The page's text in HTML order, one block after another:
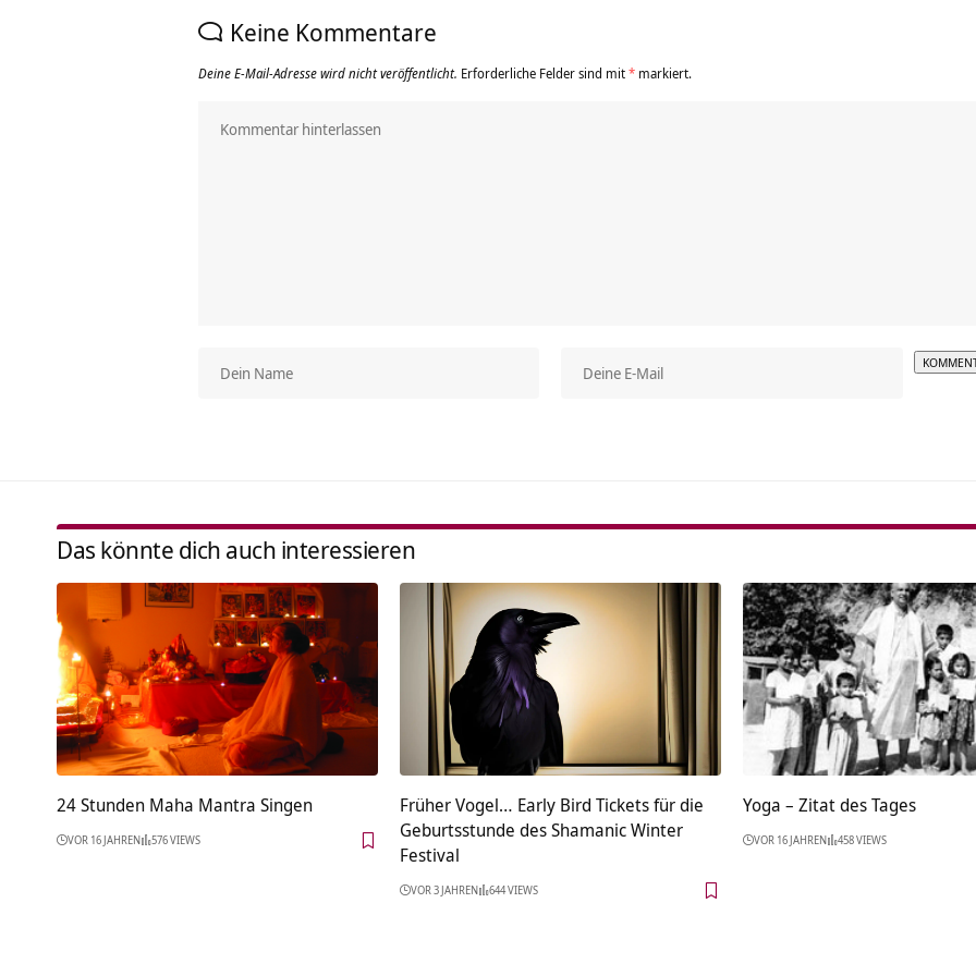
Keine Kommentare
Deine E-Mail-Adresse wird nicht veröffentlicht. Erforderliche Felder sind mit* markiert.
Das könnte dich auch interessieren
24 Stunden Maha Mantra Singen
VOR 16 JAHREN 576 VIEWS
Früher Vogel… Early Bird Tickets für die
Geburtsstunde des Shamanic Winter
Festival
VOR 3 JAHREN 644 VIEWS
Yoga – Zitat des Tages
VOR 16 JAHREN 458 VIEWS